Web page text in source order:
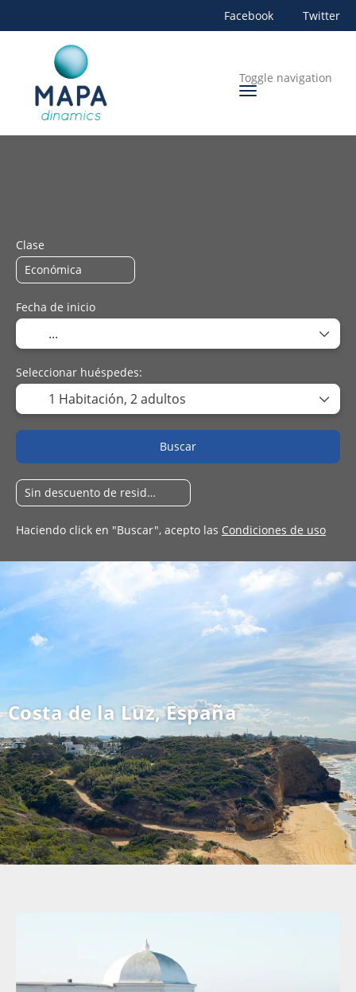
Facebook Twitter
Toggle navigation
Costa de la Luz, España
Clase
Fecha de inicio
Seleccionar huéspedes:
1 Habitación, 2 adultos
Buscar
Haciendo click en "Buscar", acepto las Condiciones de uso